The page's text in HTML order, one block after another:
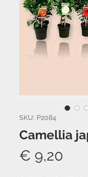
SKU: P2084
Camellia
€ 9,20